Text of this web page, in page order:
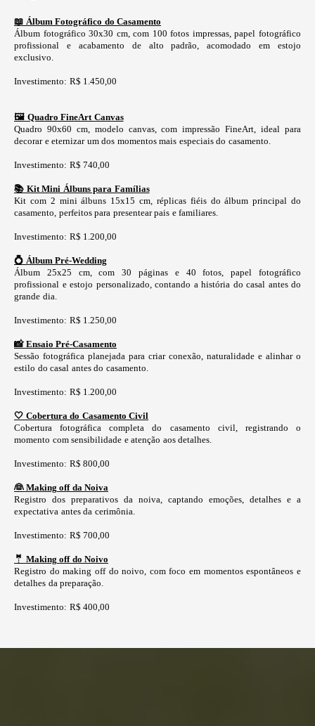
📖 Álbum Fotográfico do Casamento
Álbum fotográfico 30x30 cm, com 100 fotos impressas, papel fotográfico
profissional e acabamento de alto padrão, acomodado em estojo
exclusivo.
Investimento: R$ 1.450,00
🖼️ Quadro FineArt Canvas
Quadro 90x60 cm, modelo canvas, com impressão FineArt, ideal para
decorar e eternizar um dos momentos mais especiais do casamento.
Investimento: R$ 740,00
📚 Kit Mini Álbuns para Famílias
Kit com 2 mini álbuns 15x15 cm, réplicas fiéis do álbum principal do
casamento, perfeitos para presentear pais e familiares.
Investimento: R$ 1.200,00
💍 Álbum Pré-Wedding
Álbum 25x25 cm, com 30 páginas e 40 fotos, papel fotográfico
profissional e estojo personalizado, contando a história do casal antes do
grande dia.
Investimento: R$ 1.250,00
📸 Ensaio Pré-Casamento
Sessão fotográfica planejada para criar conexão, naturalidade e alinhar o
estilo do casal antes do casamento.
Investimento: R$ 1.200,00
🤍 Cobertura do Casamento Civil
Cobertura fotográfica completa do casamento civil, registrando o
momento com sensibilidade e atenção aos detalhes.
Investimento: R$ 800,00
👰 Making off da Noiva
Registro dos preparativos da noiva, captando emoções, detalhes e a
expectativa antes da cerimônia.
Investimento: R$ 700,00
🤵 Making off do Noivo
Registro do making off do noivo, com foco em momentos espontâneos e
detalhes da preparação.
Investimento: R$ 400,00